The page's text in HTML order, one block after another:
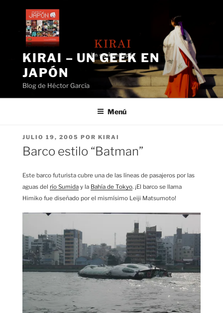
contenido
KIRAI – UN GEEK EN
JAPÓN
Blog de Héctor García
Menú
PUBLICADO
EL
JULIO 19, 2005 POR KIRAI
Barco estilo “Batman”
Este barco futurista cubre una de las líneas de pasajeros por las
aguas del río Sumida y la Bahía de Tokyo. ¡El barco se llama
Himiko fue diseñado por el mismísimo Leiji Matsumoto!